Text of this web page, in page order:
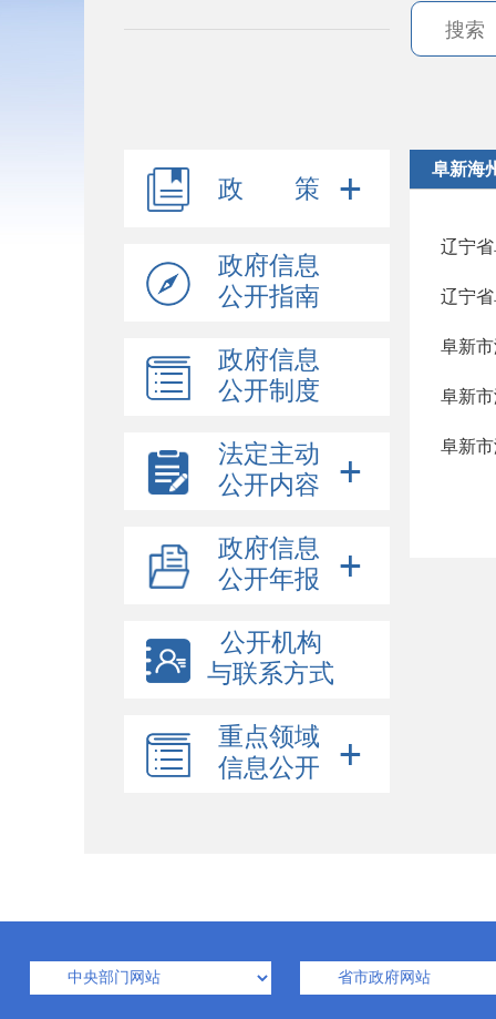
政 策
政府信息
公开指南
政府信息
公开制度
法定主动
公开内容
政府信息
公开年报
公开机构
与联系方式
重点领域
信息公开
阜新海
辽宁
辽宁
阜新
阜新
阜新